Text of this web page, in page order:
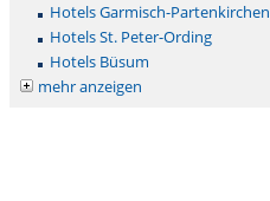
Hotels Garmisch-Partenkirchen
Hotels St. Peter-Ording
Hotels Büsum
mehr anzeigen